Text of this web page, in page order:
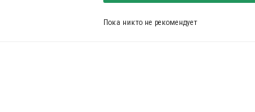
Пока никто не рекомендует